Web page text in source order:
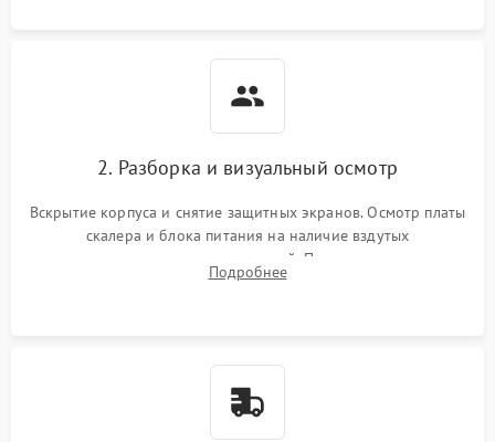
2. Разборка и визуальный осмотр
Вскрытие корпуса и снятие защитных экранов. Осмотр платы
скалера и блока питания на наличие вздутых
конденсаторов, прогаров, окислений. Проверка надежности
контактов и целостности шлейфов матрицы.
Подробнее